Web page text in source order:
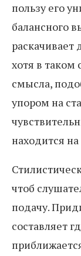
пользу его
балансного
раскачивает
хотя в таком
смысла,
упором на
находится
чтоб
подачу.
составляет